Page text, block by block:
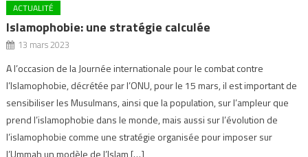
ACTUALITÉ
Islamophobie: une stratégie calculée
13 mars 2023
A l’occasion de la Journée internationale pour le combat contre
l’Islamophobie, décrétée par l’ONU, pour le 15 mars, il est important de
sensibiliser les Musulmans, ainsi que la population, sur l’ampleur que
prend l’islamophobie dans le monde, mais aussi sur l’évolution de
l’islamophobie comme une stratégie organisée pour imposer sur
l’Ummah un modèle de l’Islam […]